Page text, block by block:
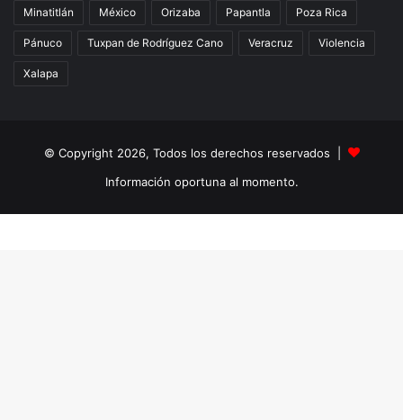
Minatitlán México Orizaba Papantla Poza Rica
Pánuco Tuxpan de Rodríguez Cano Veracruz Violencia
Xalapa
© Copyright 2026, Todos los derechos reservados |
Información oportuna al momento.